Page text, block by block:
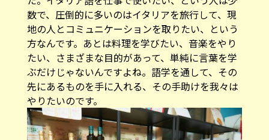
数で、圧倒的に多いのはイタリアを旅行して、現
地の人とコミュニケーションを取りたい、という
方なんです。あとは料理を学びたい、音楽をやり
たい、さまざまな目的があって、単純に言葉を学
ぶだけじゃないんですよね。語学を通して、その
先にあるものを手に入れる、その手助けを我々は
やりたいのです。